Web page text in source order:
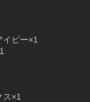
ビー×1
×1